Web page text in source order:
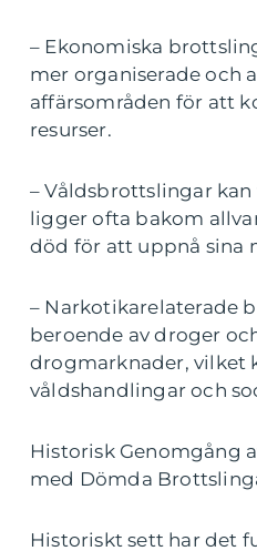
– Ekonomiska
mer organiserade och
affärsområden för att
resurser.
– Våldsbrottslingar
ligger ofta bakom
död för att uppnå sina
– Narkotikarelaterade
beroende av droger
drogmarknader, vilket
våldshandlingar och
Historisk Genomgång
med Dömda
Historiskt sett har det